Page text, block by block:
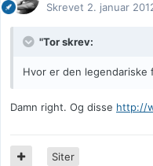
Skrevet 2. januar
"Tor skrev:
Hvor er den legendariske
Damn right. Og disse http://
Siter